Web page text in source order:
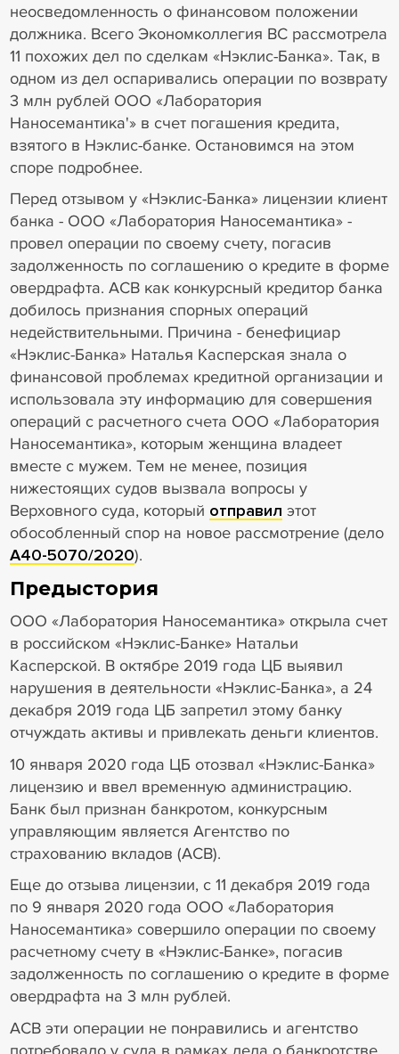
неосведомленность о финансовом положении
должника. Всего Экономколлегия ВС рассмотрела
11 похожих дел по сделкам «Нэклис-Банка». Так, в
одном из дел оспаривались операции по возврату
3 млн рублей ООО «Лаборатория
Наносемантика'» в счет погашения кредита,
взятого в Нэклис-банке. Остановимся на этом
споре подробнее.
Перед отзывом у «Нэклис-Банка» лицензии клиент
банка - ООО «Лаборатория Наносемантика» -
провел операции по своему счету, погасив
задолженность по соглашению о кредите в форме
овердрафта. АСВ как конкурсный кредитор банка
добилось признания спорных операций
недействительными. Причина - бенефициар
«Нэклис-Банка» Наталья Касперская знала о
финансовой проблемах кредитной организации и
использовала эту информацию для совершения
операций с расчетного счета ООО «Лаборатория
Наносемантика», которым женщина владеет
вместе с мужем. Тем не менее, позиция
нижестоящих судов вызвала вопросы у
Верховного суда, который отправил этот
обособленный спор на новое рассмотрение (дело
А40-5070/2020).
Предыстория
ООО «Лаборатория Наносемантика» открыла счет
в российском «Нэклис-Банке» Натальи
Касперской. В октябре 2019 года ЦБ выявил
нарушения в деятельности «Нэклис-Банка», а 24
декабря 2019 года ЦБ запретил этому банку
отчуждать активы и привлекать деньги клиентов.
10 января 2020 года ЦБ отозвал «Нэклис-Банка»
лицензию и ввел временную администрацию.
Банк был признан банкротом, конкурсным
управляющим является Агентство по
страхованию вкладов (АСВ).
Еще до отзыва лицензии, с 11 декабря 2019 года
по 9 января 2020 года ООО «Лаборатория
Наносемантика» совершило операции по своему
расчетному счету в «Нэклис-Банке», погасив
задолженность по соглашению о кредите в форме
овердрафта на 3 млн рублей.
АСВ эти операции не понравились и агентство